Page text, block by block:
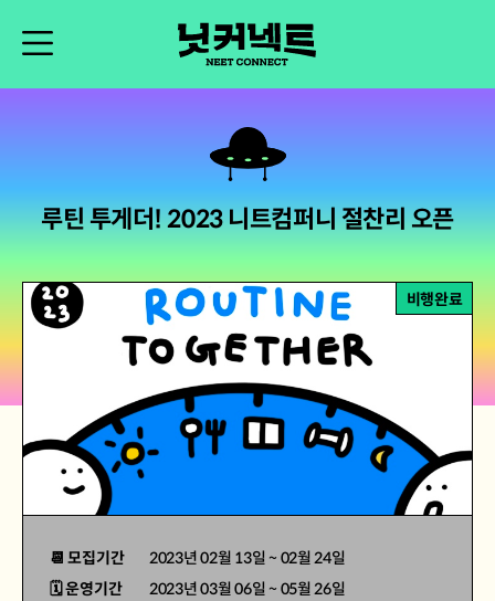
루틴 투게더! 2023 니트컴퍼니 절찬리 오픈
비행완료
📆 모집기간 2023년 02월 13일 ~02월 24일
🗓 운영기간
2023년 03월 06일 ~05월 26일